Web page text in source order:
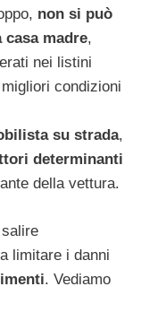
non si può
madre,
nei listini
condizioni
su strada,
determinanti
della vettura.
limitare i danni
. Vediamo